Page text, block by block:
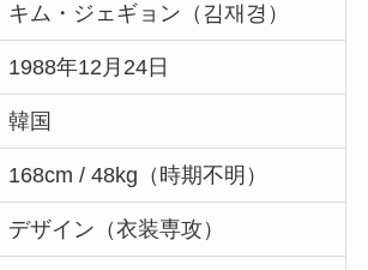
キム・ジェギョン（김재경）
1988年12月24日
韓国
168cm / 48kg（時期不明）
デザイン（衣装専攻）